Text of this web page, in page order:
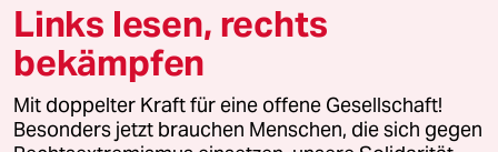
Mehr taz Lesestoff
Links lesen, rechts
bekämpfen
Mit doppelter Kraft für eine offene Gesellschaft!
Besonders jetzt brauchen Menschen, die sich gegen